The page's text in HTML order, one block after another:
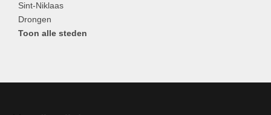
Sint-Niklaas
Drongen
Toon alle steden